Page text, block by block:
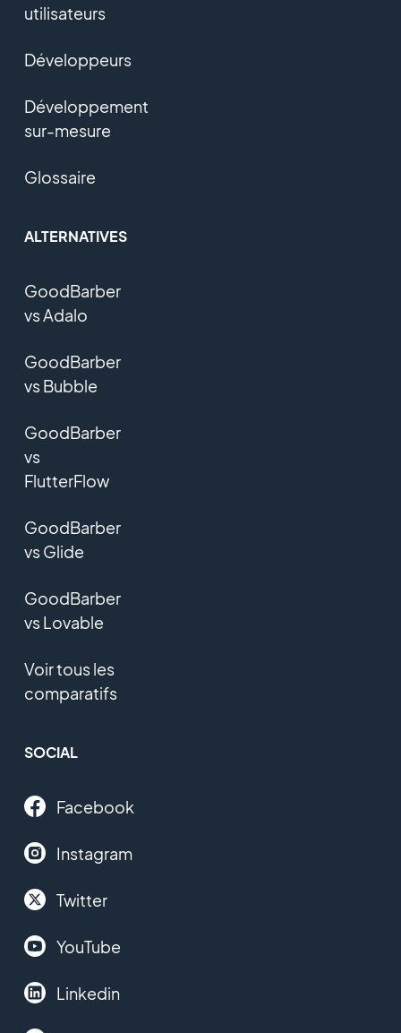
utilisateurs
Développeurs
Développement
sur-mesure
Glossaire
ALTERNATIVES
GoodBarber
vs Adalo
GoodBarber
vs Bubble
GoodBarber
vs
FlutterFlow
GoodBarber
vs Glide
GoodBarber
vs Lovable
Voir tous les
comparatifs
SOCIAL
Facebook
Instagram
Twitter
YouTube
Linkedin